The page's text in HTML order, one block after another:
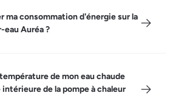
ma consommation d'énergie sur la
eau Auréa ?
de mon eau chaude
de la pompe à chaleur